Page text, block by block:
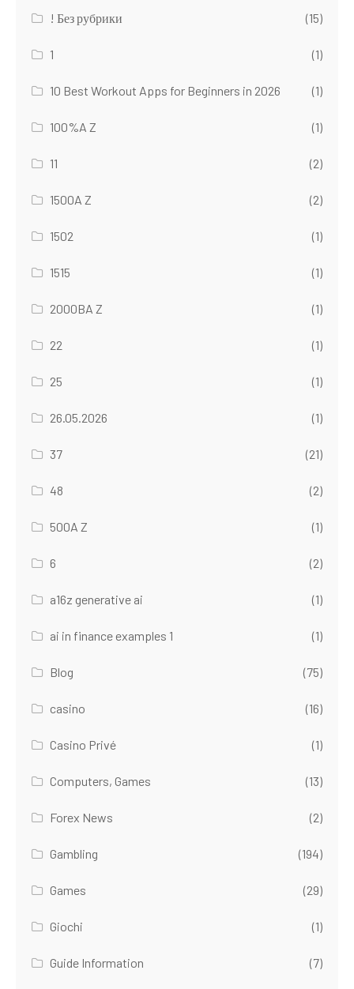
! Без рубрики (15)
1 (1)
10 Best Workout Apps for Beginners in 2026 (1)
100%A Z (1)
11 (2)
1500A Z (2)
1502 (1)
1515 (1)
2000BA Z (1)
22 (1)
25 (1)
26.05.2026 (1)
37 (21)
48 (2)
500A Z (1)
6 (2)
a16z generative ai (1)
ai in finance examples 1 (1)
Blog (75)
casino (16)
Casino Privé (1)
Computers, Games (13)
Forex News (2)
Gambling (194)
Games (29)
Giochi (1)
Guide Information (7)